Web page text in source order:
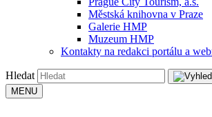
Městská knihovna v Praze
Galerie HMP
Muzeum HMP
Kontakty na redakci portálu a
Hledat
MENU